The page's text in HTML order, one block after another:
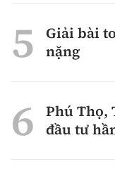
Giải bài
nặng
Phú Thọ,
đầu tư